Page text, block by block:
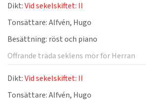
Dikt:Vid sekelskiftet: II
Tonsättare:Alfvén, Hugo
Besättning: röst och piano
Offrande träda seklens mör för Herran
Dikt:Vid sekelskiftet: II
Tonsättare:Alfvén, Hugo